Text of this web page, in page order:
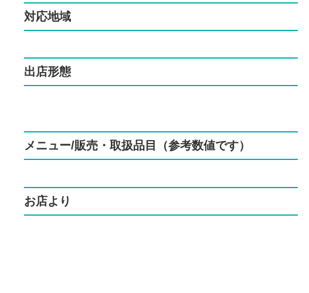
対応地域
出店形態
メニュー/販売・取扱品目（参考数値です）
お店より